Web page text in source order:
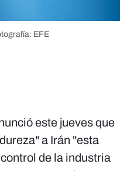
EFE
este jueves que
a Irán "esta
de la industria